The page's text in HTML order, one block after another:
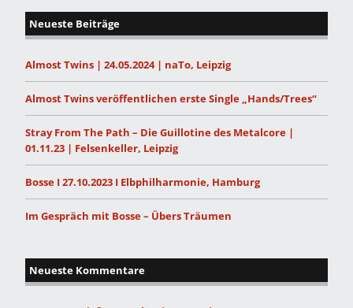
Neueste Beiträge
Almost Twins | 24.05.2024 | naTo, Leipzig
Almost Twins veröffentlichen erste Single „Hands/Trees“
Stray From The Path – Die Guillotine des Metalcore |
01.11.23 | Felsenkeller, Leipzig
Bosse I 27.10.2023 I Elbphilharmonie, Hamburg
Im Gespräch mit Bosse – Übers Träumen
Neueste Kommentare